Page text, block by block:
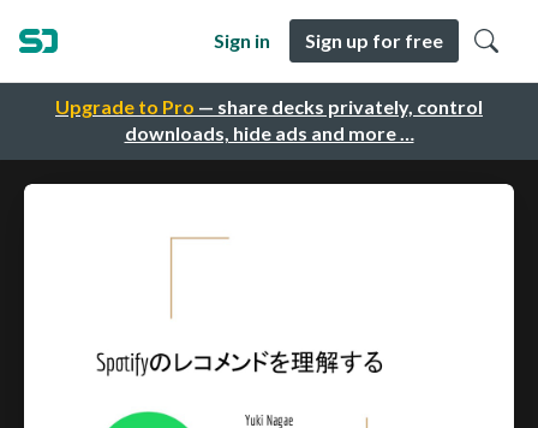
Upgrade to Pro — share decks privately, control
downloads, hide ads and more …
Sign in Sign up for free